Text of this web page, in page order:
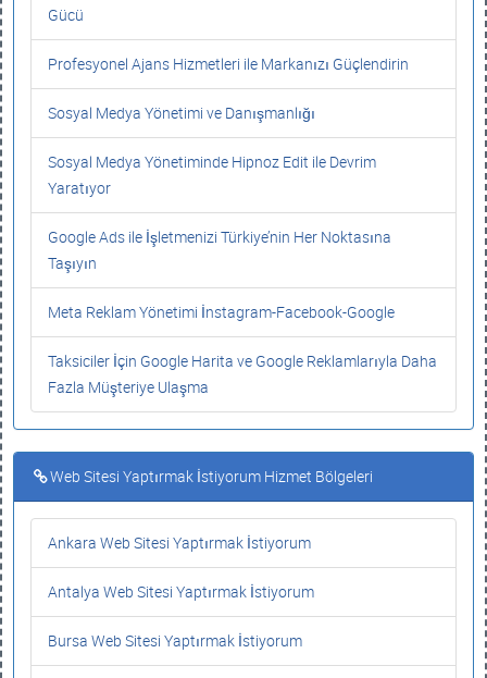
Gücü
Profesyonel Ajans Hizmetleri ile Markanızı Güçlendirin
Sosyal Medya Yönetimi ve Danışmanlığı
Sosyal Medya Yönetiminde Hipnoz Edit ile Devrim
Yaratıyor
Google Ads ile İşletmenizi Türkiye’nin Her Noktasına
Taşıyın
Meta Reklam Yönetimi İnstagram-Facebook-Google
Taksiciler İçin Google Harita ve Google Reklamlarıyla Daha
Fazla Müşteriye Ulaşma
Web Sitesi Yaptırmak İstiyorum Hizmet Bölgeleri
Ankara Web Sitesi Yaptırmak İstiyorum
Antalya Web Sitesi Yaptırmak İstiyorum
Bursa Web Sitesi Yaptırmak İstiyorum